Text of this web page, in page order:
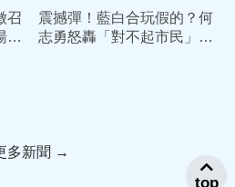
召
蘭
震撼彈！藍白合玩假的？何
志勇怒轟「對不起市民」
多新聞 →
top